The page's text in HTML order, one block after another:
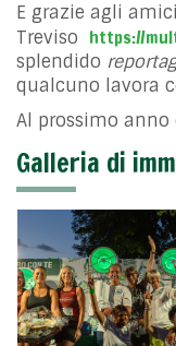
E grazie agli
Treviso https://
splendido
qualcuno lavora
Al prossimo anno
Galleria di